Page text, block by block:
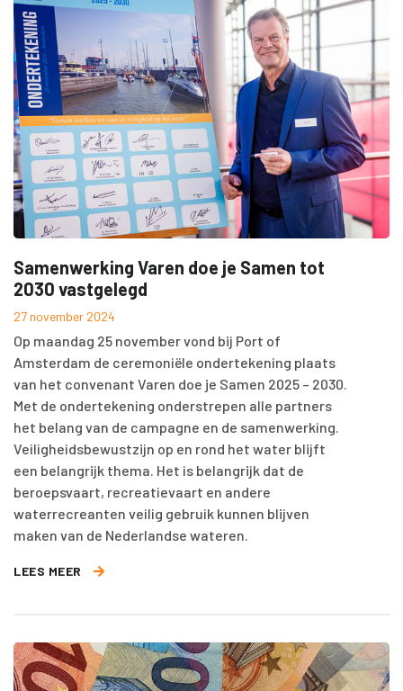
Samenwerking Varen doe je Samen tot
2030 vastgelegd
27 november 2024
Op maandag 25 november vond bij Port of
Amsterdam de ceremoniële ondertekening plaats
van het convenant Varen doe je Samen 2025 – 2030.
Met de ondertekening onderstrepen alle partners
het belang van de campagne en de samenwerking.
Veiligheidsbewustzijn op en rond het water blijft
een belangrijk thema. Het is belangrijk dat de
beroepsvaart, recreatievaart en andere
waterrecreanten veilig gebruik kunnen blijven
maken van de Nederlandse wateren.
LEES MEER